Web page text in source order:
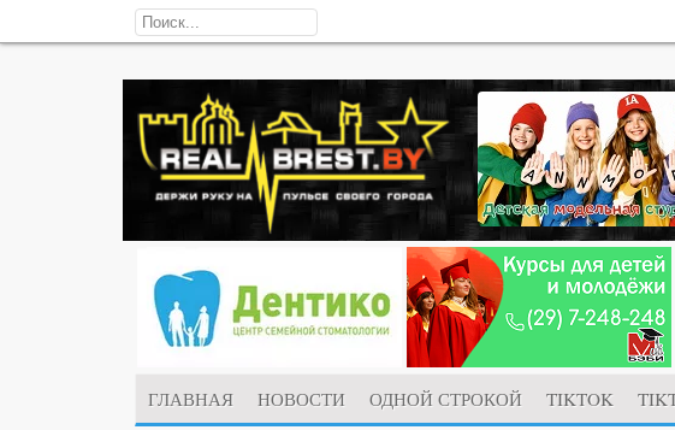
ГЛАВНАЯ НОВОСТИ ОДНОЙ СТРОКОЙ TIKTOK